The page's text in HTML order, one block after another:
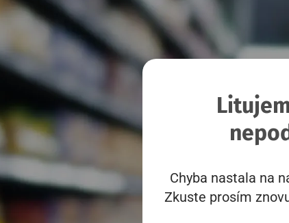
Chyba nastala na
Zkuste prosím